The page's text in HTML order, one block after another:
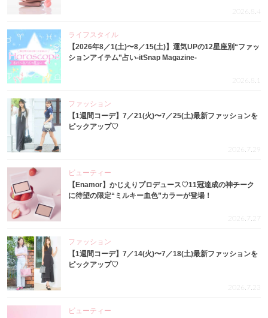
2026.8.4
ライフスタイル
【2026年8／1(土)〜8／15(土)】運気UPの12星座別“ファッ
ションアイテム”占い-itSnap Magazine-
2026.8.1
ファッション
【1週間コーデ】7／21(火)〜7／25(土)最新ファッションを
ピックアップ♡
2026.7.29
ビューティー
【Enamor】かじえりプロデュース♡11冠達成の神チーク
に待望の限定“ミルキー血色”カラーが登場！
2026.7.27
ファッション
【1週間コーデ】7／14(火)〜7／18(土)最新ファッションを
ピックアップ♡
2026.7.23
ビューティー